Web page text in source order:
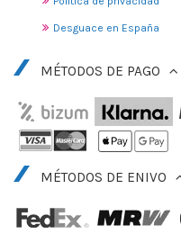
Desguace en España
MÉTODOS DE PAGO
MÉTODOS DE ENIVO